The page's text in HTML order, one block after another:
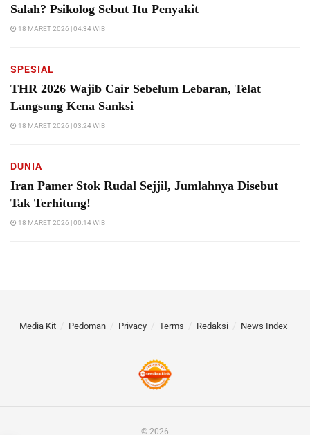
Salah? Psikolog Sebut Itu Penyakit
18 MARET 2026 | 04:34 WIB
SPESIAL
THR 2026 Wajib Cair Sebelum Lebaran, Telat
Langsung Kena Sanksi
18 MARET 2026 | 03:24 WIB
DUNIA
Iran Pamer Stok Rudal Sejjil, Jumlahnya Disebut
Tak Terhitung!
18 MARET 2026 | 00:14 WIB
Media Kit Pedoman Privacy Terms Redaksi News Index
© 2026